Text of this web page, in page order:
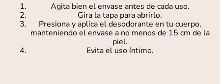
Agita bien el envase antes de cada uso.
Gira la tapa para abrirlo.
Presiona y aplica el desodorante en tu cuerpo,
manteniendo el envase a no menos de 15 cm de la
piel.
Evita el uso íntimo.